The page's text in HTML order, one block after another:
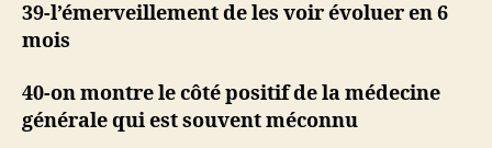
39-l’émerveillement de les voir évoluer en 6
mois
40-on montre le côté positif de la médecine
générale qui est souvent méconnu